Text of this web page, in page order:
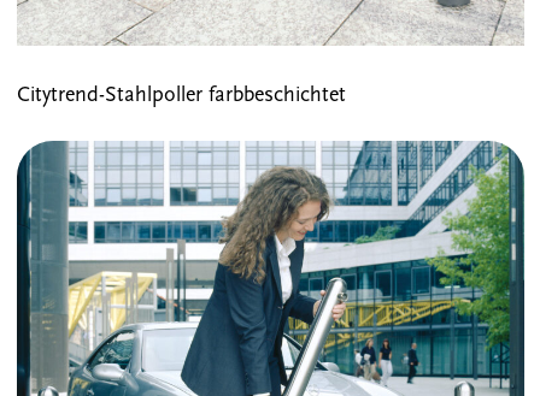
Citytrend-Stahlpoller farbbeschichtet